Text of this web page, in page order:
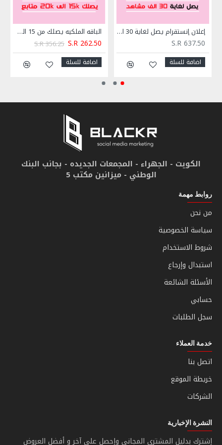
إعلان إنستقرام يصل لغاية 30 الف مشاهد
S.R 637.50
اضافة للسلة
الباقه الملكيه يصلك من 15 الف الى 20 الف متابع انستقرام
S.R 262.50
S.R 356.25
اضافة للسلة
الكويت - الجهراء - المجمعات الجديده - بجانب البنك
الوطني - ميزانين مكتب 5
روابط مهمة
من نحن
سياسة الخصوصية
شروط الاستخدام
استبدال وإرجاع
الأسئلة الشائعة
حسابي
سجل الطلبات
خدمة العملاء
اتصل بنا
خريطة الموقع
الشركات
النشرة الإخبارية
إشترك بدليل المشتري المجاني وإحصل على آخر و أفضل العروض